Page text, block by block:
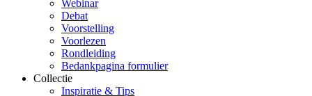
Webinar
Debat
Voorstelling
Voorlezen
Rondleiding
Bedankpagina formulier
Collectie
Inspiratie & Tips